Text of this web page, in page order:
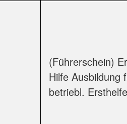
(Führerschein)
Hilfe Ausbildung
betriebl.